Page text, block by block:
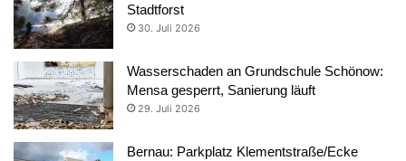
Stadtforst
30. Juli 2026
Wasserschaden an Grundschule Schönow:
Mensa gesperrt, Sanierung läuft
29. Juli 2026
Bernau: Parkplatz Klementstraße/Ecke